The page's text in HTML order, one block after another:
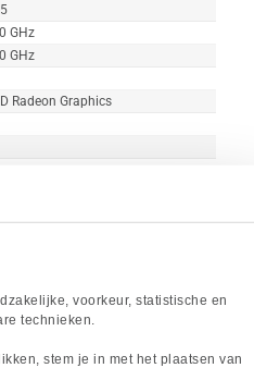
voorkeur, statistische en
technieken.
stem je in met het plaatsen van
GHz
GHz
Radeon Graphics
289,-